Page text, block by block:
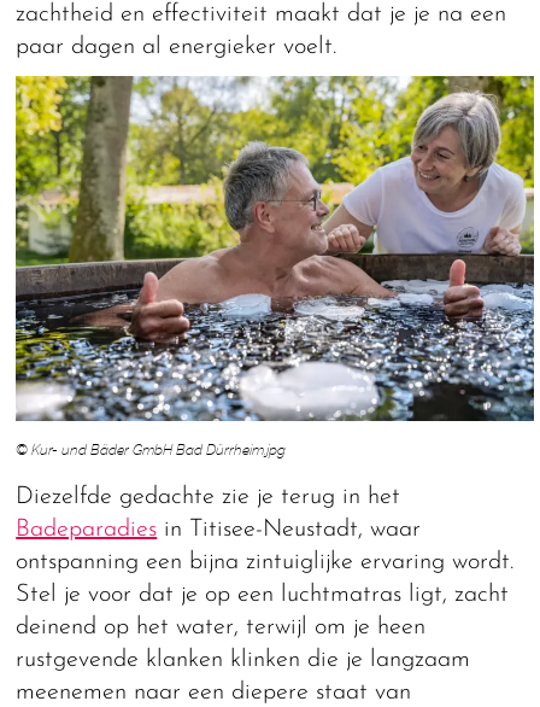
zachtheid en effectiviteit maakt dat je je na een
paar dagen al energieker voelt.
© Kur- und Bäder GmbH Bad Dürrheim.jpg
Diezelfde gedachte zie je terug in het
Badeparadies in Titisee-Neustadt, waar
ontspanning een bijna zintuiglijke ervaring wordt.
Stel je voor dat je op een luchtmatras ligt, zacht
deinend op het water, terwijl om je heen
rustgevende klanken klinken die je langzaam
meenemen naar een diepere staat van